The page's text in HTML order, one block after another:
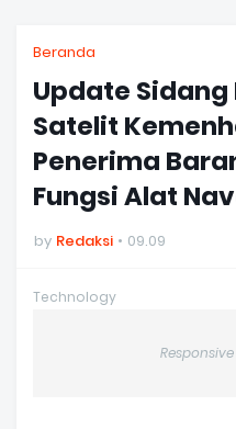
Beranda
Update
Satelit
Penerima
Fungsi Alat
by Redaksi 09.09
Technology